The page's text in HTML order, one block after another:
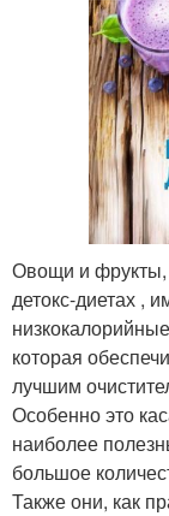
Овощи и фрукты,
детокс-диетах ,
которая
лучшим
Особенно это
наиболее
большое
Также они, как